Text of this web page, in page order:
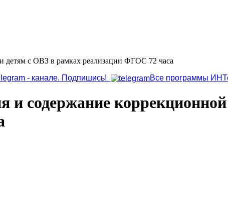
детям с ОВЗ в рамках реализации ФГОС 72 часа
- канале. Подпишись!
Все программы
и содержание